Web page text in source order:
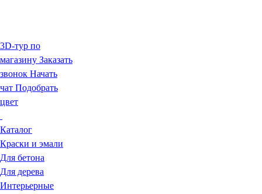
3D-тур по
магазину Заказать
звонок Начать
чат Подобрать
цвет
Каталог
Краски и эмали
Для бетона
Для дерева
Интерьерные